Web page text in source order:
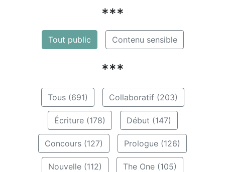
***
Tout public Contenu sensible
***
Tous (691) Collaboratif (203)
Écriture (178) Début (147)
Concours (127) Prologue (126)
Nouvelle (112) The One (105)